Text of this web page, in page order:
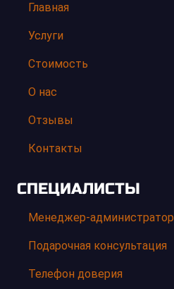
Главная
Услуги
Стоимость
О нас
Отзывы
Контакты
СПЕЦИАЛИСТЫ
Менеджер-администратор
Подарочная консультация
Телефон доверия